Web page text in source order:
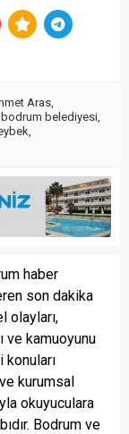
Aras
bodrum belediyesi
haber
son dakika
olayları,
ve kamuoyunu
kurumsal
okuyuculara
Bodrum ve